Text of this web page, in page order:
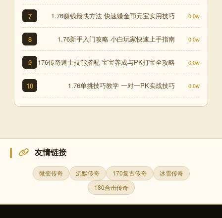
7 1.76赚钱最快方法 快速赚金币元宝实用技巧 0.0w
8 1.76新手入门攻略 小白玩家快速上手指南 0.0w
9 176传奇道士技能搭配 宝宝养成与PK打宝全攻略 0.0w
10 1.76单挑技巧教学 一对一PK实战技巧 0.0w
友情链接
微变传奇 沉默传奇 170复古传奇
冰雪传奇
180合击传奇